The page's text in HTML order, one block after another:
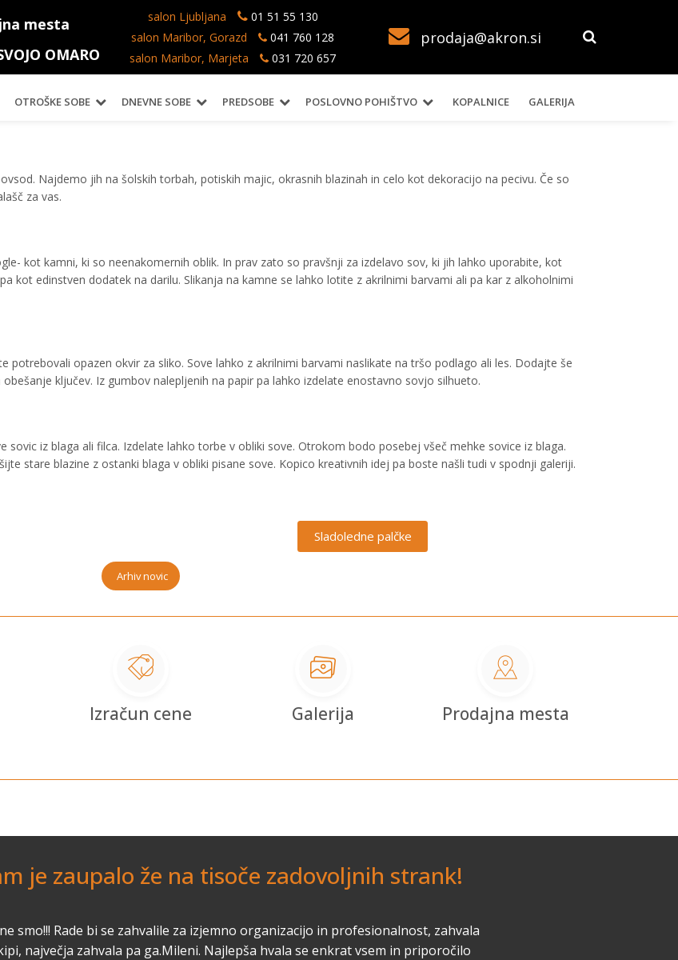
mesta
OMARO
salon Ljubljana
01 51 55 130
salon Maribor, Gorazd
041 760 128
salon Maribor, Marjeta
031 720 657
prodaja@akron.si
OTROŠKE SOBE DNEVNE SOBE PREDSOBE POSLOVNO POHIŠTVO KOPALNICE GALERIJA
Najdemo jih na šolskih torbah, potiskih majic, okrasnih blazinah in celo kot dekoracijo na pecivu. Če so
za vas.
kot kamni, ki so neenakomernih oblik. In prav zato so pravšnji za izdelavo sov, ki jih lahko uporabite, kot
kot edinstven dodatek na darilu. Slikanja na kamne se lahko lotite z akrilnimi barvami ali pa kar z alkoholnimi
potrebovali opazen okvir za sliko. Sove lahko z akrilnimi barvami naslikate na tršo podlago ali les. Dodajte še
ključev. Iz gumbov nalepljenih na papir pa lahko izdelate enostavno sovjo silhueto.
iz blaga ali filca. Izdelate lahko torbe v obliki sove. Otrokom bodo posebej všeč mehke sovice iz blaga.
stare blazine z ostanki blaga v obliki pisane sove. Kopico kreativnih idej pa boste našli tudi v spodnji galeriji.
Sladoledne palčke
Arhiv novic
Izračun cene Galerija Prodajna mesta
je zaupalo že na tisoče zadovoljnih strank!
smo!!! Rade bi se zahvalile za izjemno organizacijo in profesionalnost, zahvala
največja zahvala pa ga.Mileni. Najlepša hvala se enkrat vsem in priporočilo